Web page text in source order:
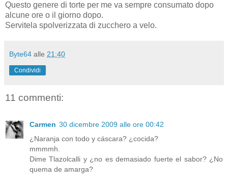
Questo genere di torte per me va sempre consumato dopo
alcune ore o il giorno dopo.
Servitela spolverizzata di zucchero a velo.
Byte64 alle 21:40
Condividi
11 commenti:
Carmen 30 dicembre 2009 alle ore 00:42
¿Naranja con todo y cáscara? ¿cocida?
mmmmh.
Dime Tlazolcalli y ¿no es demasiado fuerte el sabor? ¿No
quema de amarga?